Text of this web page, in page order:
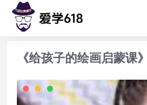
《给孩子的绘画启蒙课